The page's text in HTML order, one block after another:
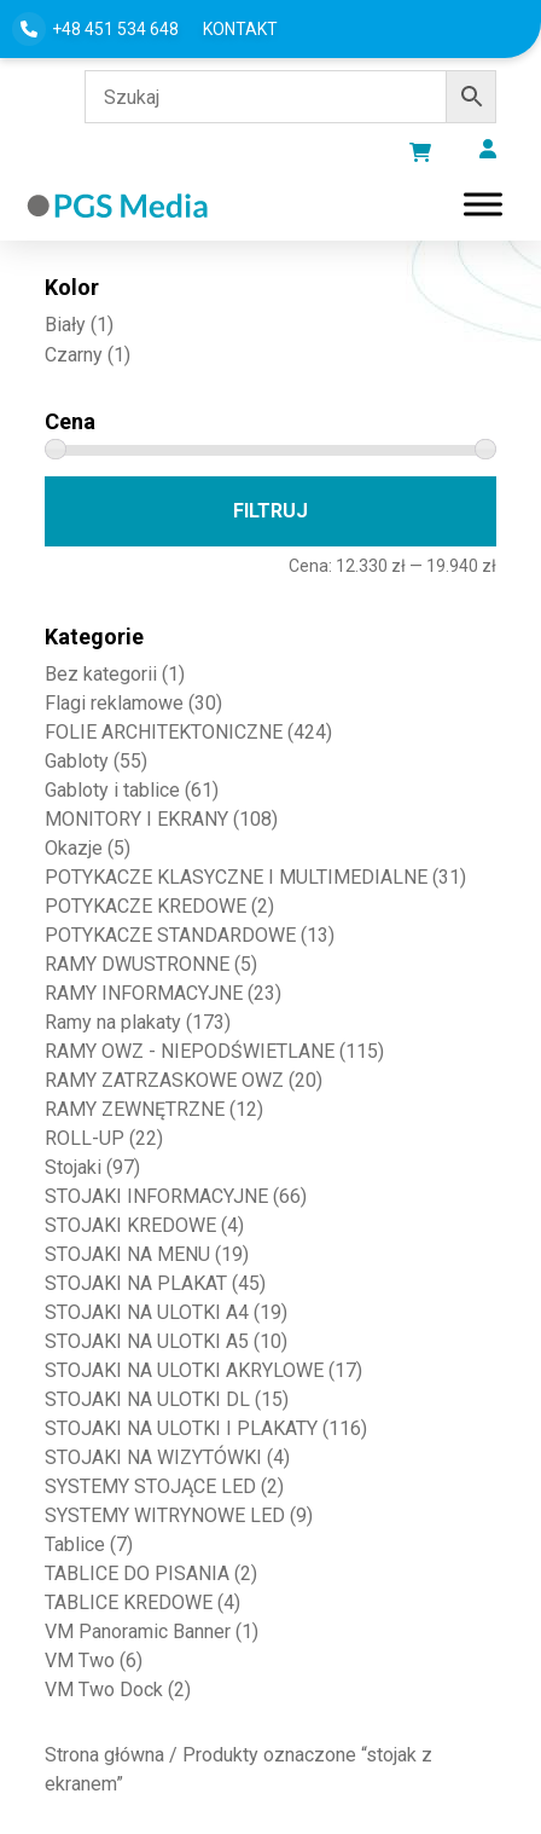
+48 451 534 648 KONTAKT
Filtru według
Kolor
Biały (1)
Czarny (1)
Cena
FILTRUJ
Cena: 12.330 zł— 19.940 zł
Kategorie
Bez kategorii (1)
Flagi reklamowe (30)
FOLIE ARCHITEKTONICZNE (424)
Gabloty (55)
Gabloty i tablice (61)
MONITORY I EKRANY (108)
Okazje (5)
POTYKACZE KLASYCZNE I MULTIMEDIALNE (31)
POTYKACZE KREDOWE (2)
POTYKACZE STANDARDOWE (13)
RAMY DWUSTRONNE (5)
RAMY INFORMACYJNE (23)
Ramy na plakaty (173)
RAMY OWZ - NIEPODŚWIETLANE (115)
RAMY ZATRZASKOWE OWZ (20)
RAMY ZEWNĘTRZNE (12)
ROLL-UP (22)
Stojaki (97)
STOJAKI INFORMACYJNE (66)
STOJAKI KREDOWE (4)
STOJAKI NA MENU (19)
STOJAKI NA PLAKAT (45)
STOJAKI NA ULOTKI A4 (19)
STOJAKI NA ULOTKI A5 (10)
STOJAKI NA ULOTKI AKRYLOWE (17)
STOJAKI NA ULOTKI DL (15)
STOJAKI NA ULOTKI I PLAKATY (116)
STOJAKI NA WIZYTÓWKI (4)
SYSTEMY STOJĄCE LED (2)
SYSTEMY WITRYNOWE LED (9)
Tablice (7)
TABLICE DO PISANIA (2)
TABLICE KREDOWE (4)
VM Panoramic Banner (1)
VM Two (6)
VM Two Dock (2)
Strona główna / Produkty oznaczone “stojak z
ekranem”